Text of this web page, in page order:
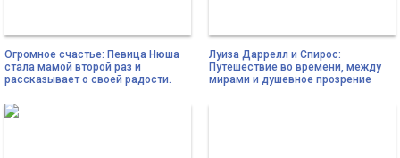
Огромное счастье: Певица Нюша
стала мамой второй раз и
рассказывает о своей радости.
Луиза Даррелл и Спирос:
Путешествие во времени, между
мирами и душевное прозрение